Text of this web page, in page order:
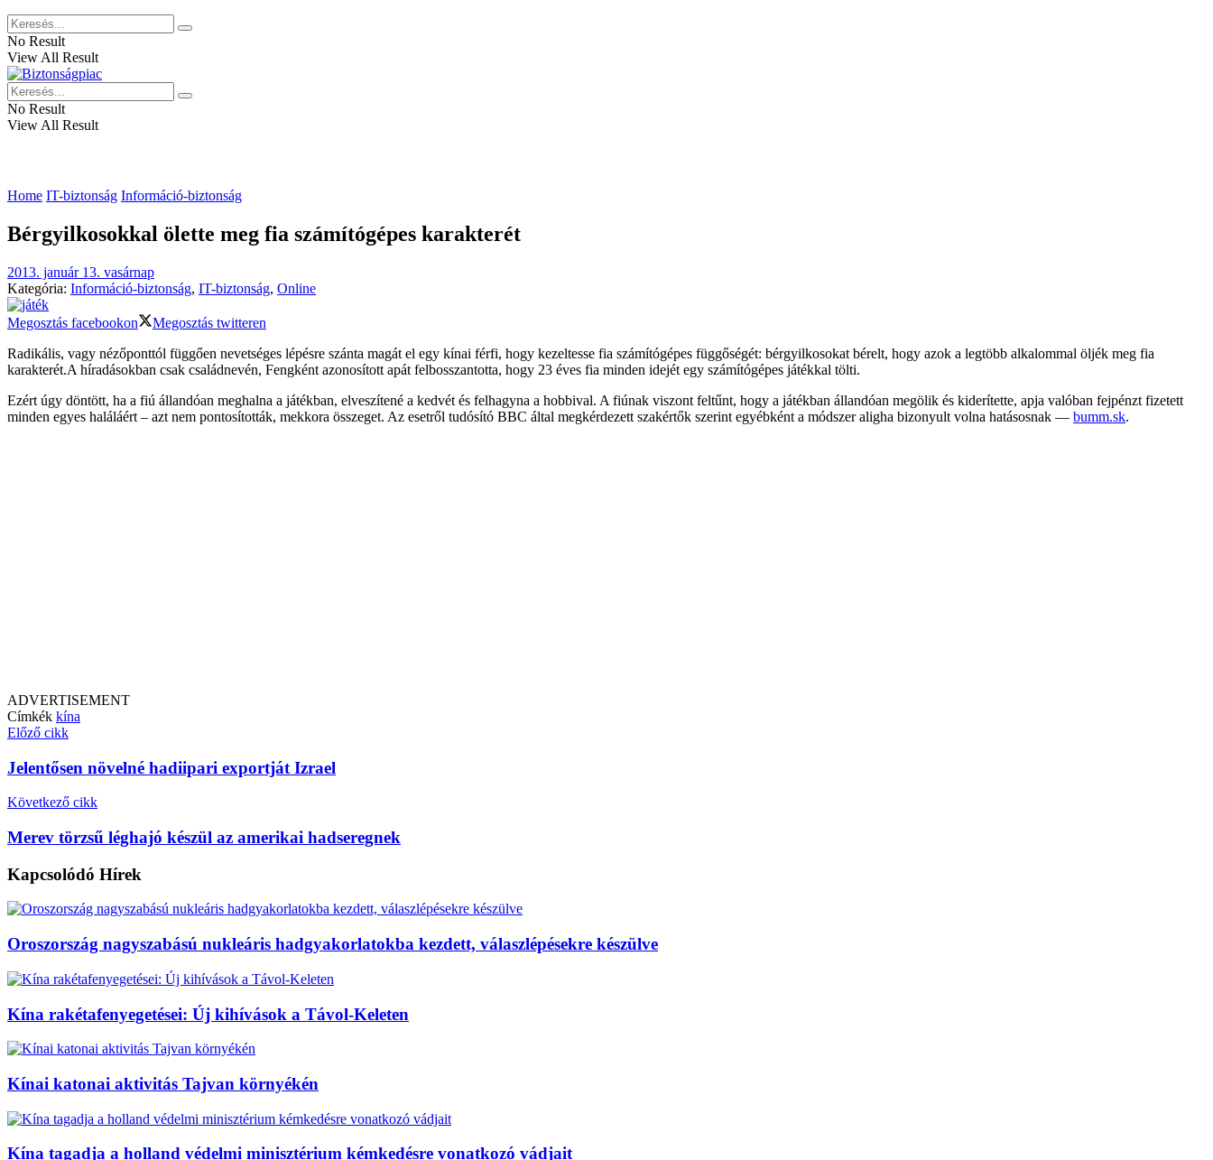
No Result
View All Result
No Result
View All Result
Home IT-biztonság Információ-biztonság
Bérgyilkosokkal ölette meg fia számítógépes karakterét
2013. január 13. vasárnap
Kategória: Információ-biztonság, IT-biztonság, Online
Megosztás facebookon
Megosztás twitteren
Radikális, vagy nézőponttól függően nevetséges lépésre szánta magát el egy kínai férfi, hogy kezeltesse fia számítógépes függőségét: bérgyilkosokat bérelt, hogy azok a legtöbb alkalommal öljék meg fia
karakterét.A híradásokban csak családnevén, Fengként azonosított apát felbosszantotta, hogy 23 éves fia minden idejét egy számítógépes játékkal tölti.
Ezért úgy döntött, ha a fiú állandóan meghalna a játékban, elveszítené a kedvét és felhagyna a hobbival. A fiúnak viszont feltűnt, hogy a játékban állandóan megölik és kiderítette, apja valóban fejpénzt fizetett
minden egyes haláláért – azt nem pontosították, mekkora összeget. Az esetről tudósító BBC által megkérdezett szakértők szerint egyébként a módszer aligha bizonyult volna hatásosnak — bumm.sk.
ADVERTISEMENT
Címkék kína
Előző cikk
Jelentősen növelné hadiipari exportját Izrael
Következő cikk
Merev törzsű léghajó készül az amerikai hadseregnek
Kapcsolódó Hírek
Oroszország nagyszabású nukleáris hadgyakorlatokba kezdett, válaszlépésekre készülve
Kína rakétafenyegetései: Új kihívások a Távol-Keleten
Kínai katonai aktivitás Tajvan környékén
Kína tagadja a holland védelmi minisztérium kémkedésre vonatkozó vádjait